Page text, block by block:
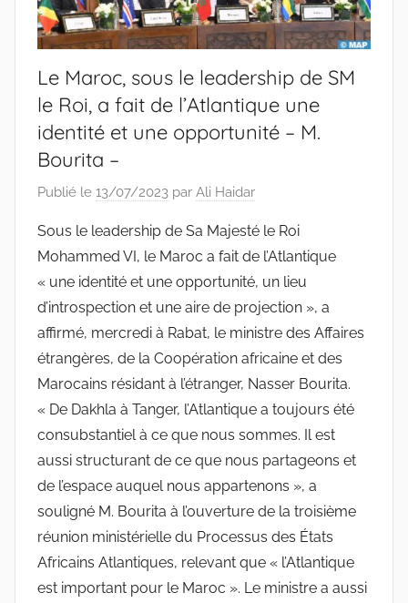
Le Maroc, sous le leadership de SM
le Roi, a fait de l’Atlantique une
identité et une opportunité – M.
Bourita –
Publié le 13/07/2023 par Ali Haidar
Sous le leadership de Sa Majesté le Roi
Mohammed VI, le Maroc a fait de l’Atlantique
« une identité et une opportunité, un lieu
d’introspection et une aire de projection », a
affirmé, mercredi à Rabat, le ministre des Affaires
étrangères, de la Coopération africaine et des
Marocains résidant à l’étranger, Nasser Bourita.
« De Dakhla à Tanger, l’Atlantique a toujours été
consubstantiel à ce que nous sommes. Il est
aussi structurant de ce que nous partageons et
de l’espace auquel nous appartenons », a
souligné M. Bourita à l’ouverture de la troisième
réunion ministérielle du Processus des États
Africains Atlantiques, relevant que « l’Atlantique
est important pour le Maroc ». Le ministre a aussi